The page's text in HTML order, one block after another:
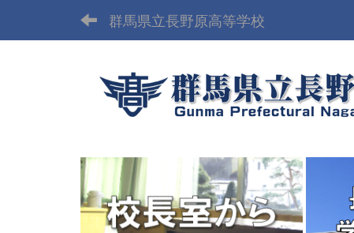
群馬県立長野原高等学校